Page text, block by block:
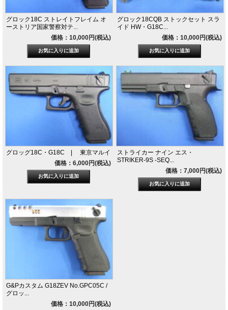
グロック18C ストレイトフレイム オ
ーストリア国家警察対テ...
価格：10,000円(税込)
グロック18CQB ストックセット スラ
イド HW・G18C...
価格：10,000円(税込)
グロッグ18C・G18C | 東京マルイ
価格：6,000円(税込)
ストライカー ナイン エス・
STRIKER-9S -SEQ...
価格：7,000円(税込)
G&Pカスタム G18ZEV No.GPC05C /
グロッ...
価格：10,000円(税込)